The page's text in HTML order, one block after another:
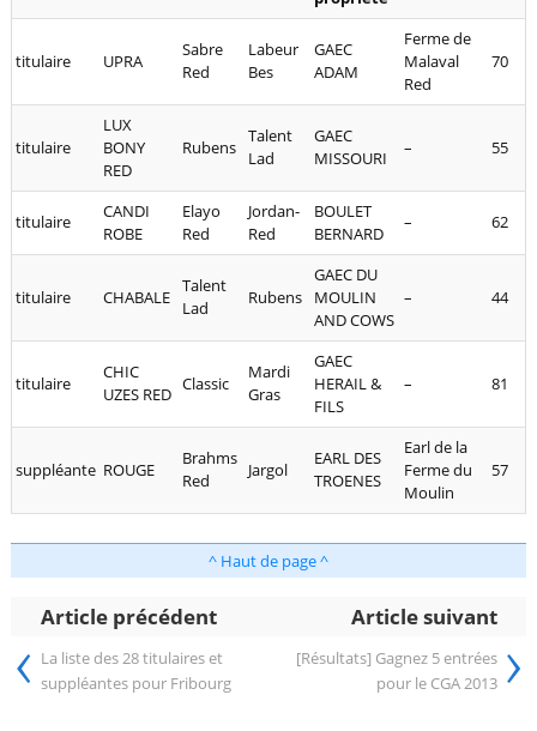
titulaire UPRA
Sabre
Red
Labeur
Bes
GAEC
ADAM
Ferme de
Malaval
Red
70
titulaire
LUX
BONY
RED
Rubens
Talent
Lad
GAEC
MISSOURI
– 55
titulaire
CANDI
ROBE
Elayo
Red
Jordan-
Red
BOULET
BERNARD
– 62
titulaire CHABALE
Talent
Lad
Rubens
GAEC DU
MOULIN
AND COWS
– 44
titulaire
CHIC
UZES RED Classic
Mardi
Gras
GAEC
HERAIL &
FILS
– 81
suppléante ROUGE
Brahms
Red
Jargol
EARL DES
TROENES
Earl de la
Ferme du
Moulin
57
^ Haut de page ^
Article précédent Article suivant
‹ La liste des 28 titulaires et
suppléantes pour Fribourg
[Résultats] Gagnez 5 entrées
pour le CGA 2013 ›